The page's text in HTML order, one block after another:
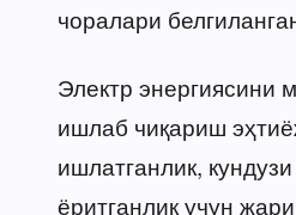
чоралари
Электр энергиясини
ишлаб чиқариш
ишлатганлик,
ёритганлик учун